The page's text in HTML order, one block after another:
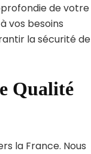
de votre
vos besoins
la sécurité de
Qualité
la France. Nous